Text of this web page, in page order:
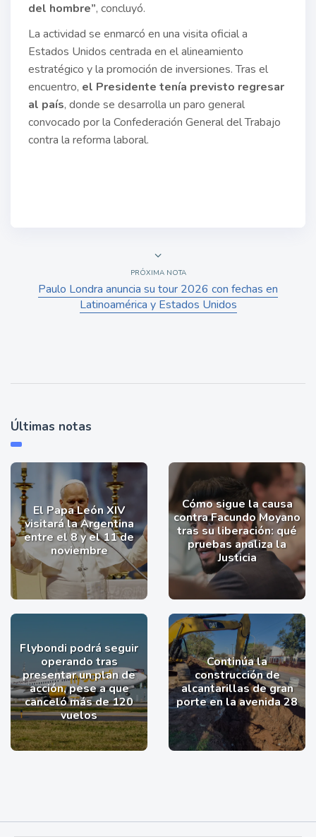
del hombre”, concluyó.
La actividad se enmarcó en una visita oficial a
Estados Unidos centrada en el alineamiento
estratégico y la promoción de inversiones. Tras el
encuentro, el Presidente tenía previsto regresar
al país, donde se desarrolla un paro general
convocado por la Confederación General del Trabajo
contra la reforma laboral.
PRÓXIMA NOTA
Paulo Londra anuncia su tour 2026 con fechas en
Latinoamérica y Estados Unidos
Últimas notas
El Papa León XIV
visitará la Argentina
entre el 8 y el 11 de
noviembre
Cómo sigue la causa
contra Facundo Moyano
tras su liberación: qué
pruebas analiza la
Justicia
Flybondi podrá seguir
operando tras
presentar un plan de
acción, pese a que
canceló más de 120
vuelos
Continúa la
construcción de
alcantarillas de gran
porte en la avenida 28